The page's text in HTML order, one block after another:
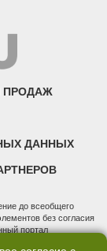
ПРОДАЖ
ДАННЫХ
до всеобщего
без согласия
портал